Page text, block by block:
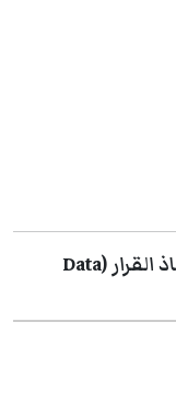
الوحدة الثالثة: تحليل البيانات واتخاذ القرار (Data